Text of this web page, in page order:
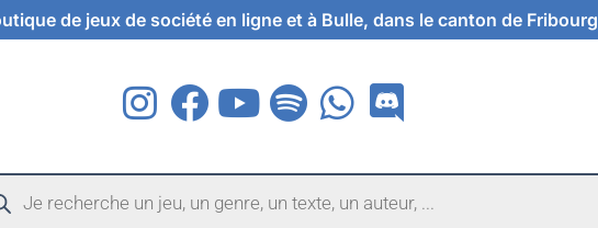
de jeux de société en ligne et à Bulle, dans le canton de Fribourg